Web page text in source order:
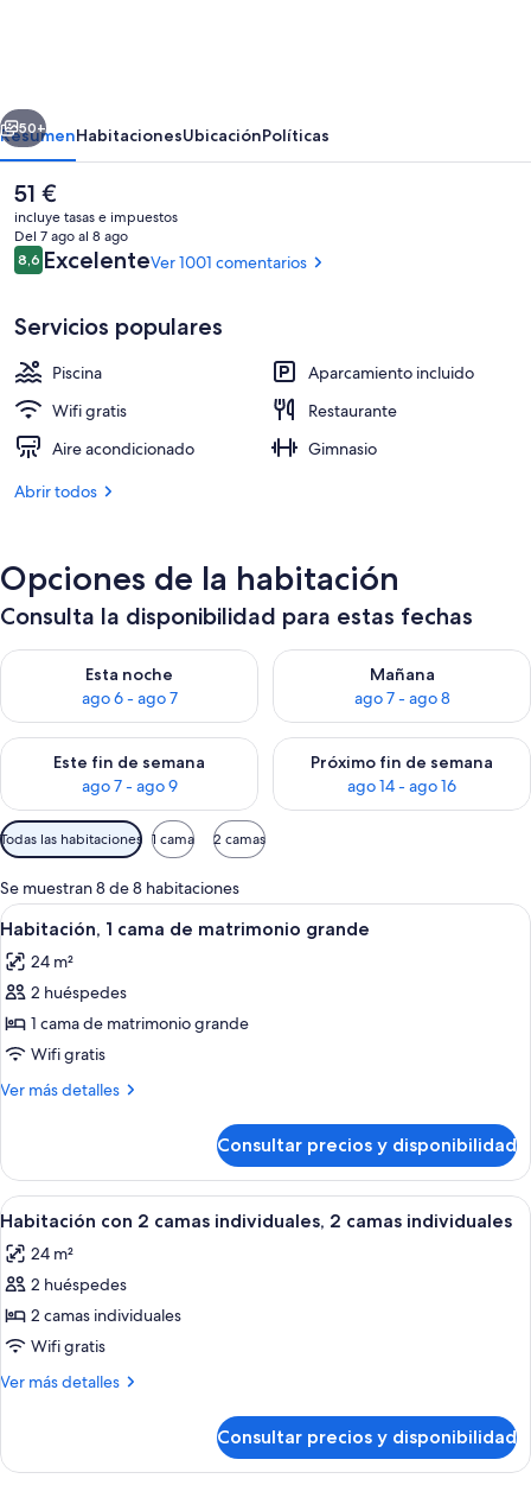
Beylikduzu
Ofrece almuerzos y cenas
Siguiente
50+
ResumenHabitacionesUbicaciónPolíticas
El
precio
actual
es
de
51 €
incluye tasas e impuestos
Del 7 ago al 8 ago
Comentarios
8,68,6 de 10
ExcelenteVer 1001 comentarios
Servicios populares
Piscina
Aparcamiento incluido
Wifi gratis
Restaurante
Aire acondicionado
Gimnasio
Abrir todos
Opciones de la habitación
Consulta la disponibilidad para estas fechas
Esta noche
ago 6 - ago 7
Consulta la disponibilidad para esta noche, ago 6 - ago 7
Mañana
ago 7 - ago 8
Consulta la disponibilidad
Este fin de semana
ago 7 - ago 9
Consulta la disponibilidad para este fin de semana, ago 7 -
Próximo fin de semana
ago 14 - ago 16
Consulta la disponibilidad
Filtros
disponibles
para
las
habitaciones
Todas las habitaciones 1 cama 2 camas
Se muestran 8 de 8 habitaciones
Abrir
todas
las
fotos
de
Habitación,
1
matrimonio
grande
Habitación de hotel con una cama
6
Habitación, 1 cama de matrimonio grande
24 m²
2 huéspedes
1 cama de matrimonio grande
Wifi gratis
Ver más detalles
Más
1
cama
de
grande
Consultar precios y disponibilidad
Abrir
todas
las
fotos
de
Habitación
con
individuales,
Habitación de hotel con dos camas,
7
Habitación con 2 camas individuales, 2 camas individuales
24 m²
2 huéspedes
2 camas individuales
Wifi gratis
Ver más detalles
Más
con
Consultar precios y disponibilidad